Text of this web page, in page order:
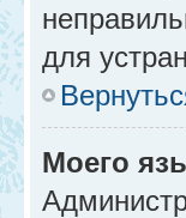
для
Моего